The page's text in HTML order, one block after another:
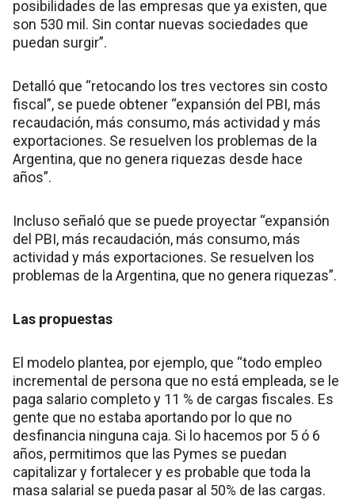
posibilidades de las empresas que ya existen, que
son 530 mil. Sin contar nuevas sociedades que
puedan surgir”.
Detalló que “retocando los tres vectores sin costo
fiscal”, se puede obtener “expansión del PBI, más
recaudación, más consumo, más actividad y más
exportaciones. Se resuelven los problemas de la
Argentina, que no genera riquezas desde hace
años”.
Incluso señaló que se puede proyectar “expansión
del PBI, más recaudación, más consumo, más
actividad y más exportaciones. Se resuelven los
problemas de la Argentina, que no genera riquezas”.
Las propuestas
El modelo plantea, por ejemplo, que “todo empleo
incremental de persona que no está empleada, se le
paga salario completo y 11 % de cargas fiscales. Es
gente que no estaba aportando por lo que no
desfinancia ninguna caja. Si lo hacemos por 5 ó 6
años, permitimos que las Pymes se puedan
capitalizar y fortalecer y es probable que toda la
masa salarial se pueda pasar al 50% de las cargas.